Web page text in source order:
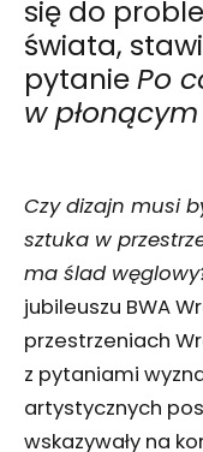
się do
świata,
pytaniePo
w
Czy dizajn musi
sztuka w
ma ślad
jubileuszu BWA
przestrzeniach
z pytaniami
artystycznych
wskazywały na